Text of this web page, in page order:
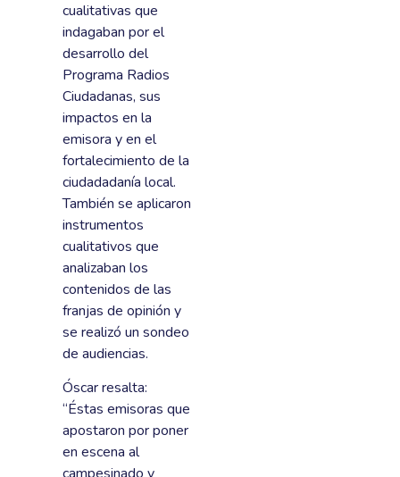
cualitativas que
indagaban por el
desarrollo del
Programa Radios
Ciudadanas, sus
impactos en la
emisora y en el
fortalecimiento de la
ciudadadanía local.
También se aplicaron
instrumentos
cualitativos que
analizaban los
contenidos de las
franjas de opinión y
se realizó un sondeo
de audiencias.
Óscar resalta:
“Éstas emisoras que
apostaron por poner
en escena al